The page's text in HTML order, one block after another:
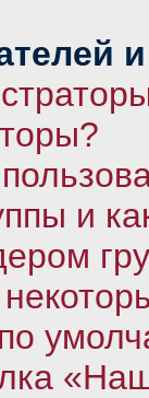
и